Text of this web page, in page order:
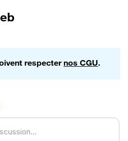
respecternos CGU.